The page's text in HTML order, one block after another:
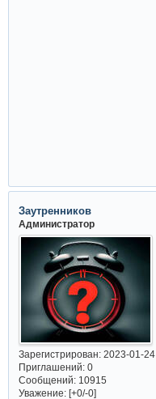
Заутренников
Администратор
Зарегистрирован: 2023-01-24
Приглашений:0
Сообщений:10915
Уважение: [+0/-0]